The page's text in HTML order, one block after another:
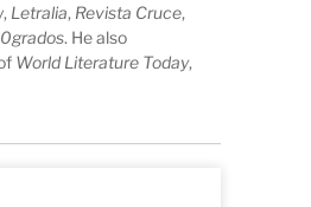
, Letralia, Revista Cruce,
. He also
World Literature Today,